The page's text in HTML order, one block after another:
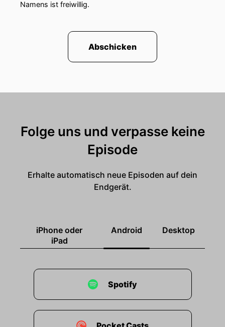
Namens ist freiwillig.
Abschicken
Folge uns und verpasse keine
Episode
Erhalte automatisch neue Episoden auf dein
Endgerät.
iPhone oder
iPad
Android Desktop
Spotify